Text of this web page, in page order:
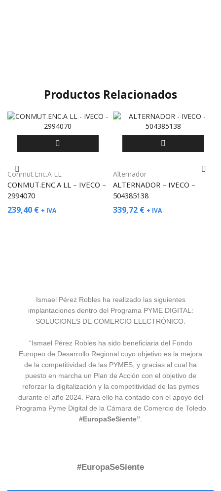
Productos Relacionados
Conmut.Enc.A LL
CONMUT.ENC.A LL – IVECO –
2994070
239,40 € + IVA
Alternador
ALTERNADOR – IVECO –
504385138
339,72 € + IVA
Ismael Pérez Robles ha realizado las siguientes
implantaciones dentro del Programa PYME DIGITAL:
SOLUCIONES DE COMERCIO ELECTRÓNICO.
“Ismael Pérez Robles ha sido beneficiaria del Fondo
Europeo de Desarrollo Regional cuyo objetivo es la mejora
de la competitividad de las PYMES, y gracias al cual ha
puesto en marcha un Plan de Acción con el objetivo de
reforzar la digitalización y la competitividad de las pymes
durante el año 2024. Para ello ha contado con el apoyo del
Programa Pyme Digital de la Cámara de Comercio de Toledo
#EuropaSeSiente”.
#EuropaSeSiente